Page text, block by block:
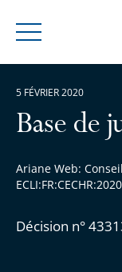
Menu
Base de
Ariane Web:
Décision n°
5 FÉVRIER 2020